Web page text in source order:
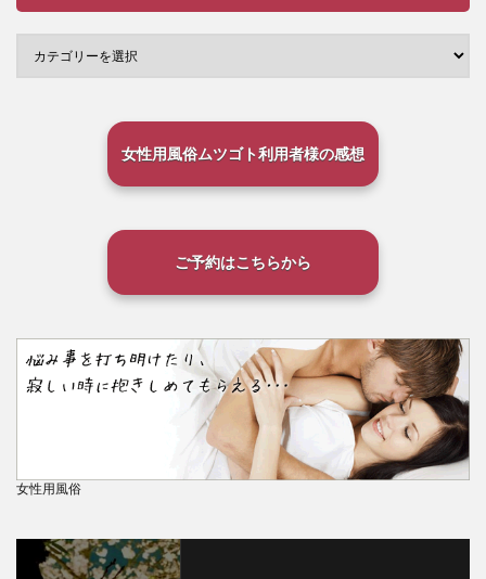
女性用風俗ムツゴト利用者様の感想
ご予約はこちらから
女性用風俗